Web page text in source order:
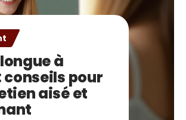
à
conseils pour
aisé et